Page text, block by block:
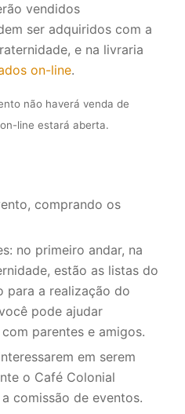
vendidos
ser adquiridos com a
e na livraria
on-line.
não haverá venda de
line estará aberta.
comprando os
no primeiro andar, na
estão as listas do
para a realização do
pode ajudar
parentes e amigos.
em serem
o Café Colonial
comissão de eventos.